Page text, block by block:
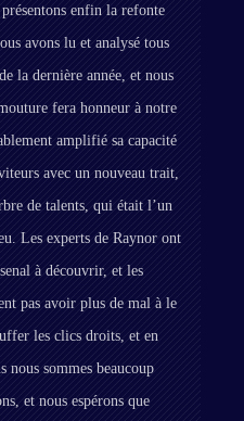
enfin la refonte
avons lu et analysé tous
la dernière année, et nous
fera honneur à notre
amplifié sa capacité
avec un nouveau trait,
de talents, qui était l’un
Les experts de Raynor ont
à découvrir, et les
pas avoir plus de mal à le
les clics droits, et en
sommes beaucoup
et nous espérons que